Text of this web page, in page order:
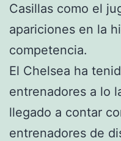
Casillas como el
apariciones en la
competencia.
El Chelsea ha
entrenadores a lo
llegado a contar
entrenadores de